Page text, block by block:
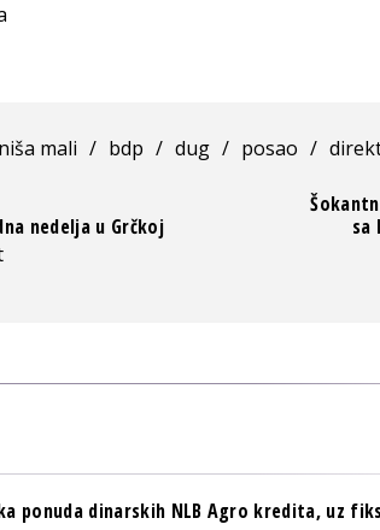
mali / bdp / dug / posao /
nedelja u Grčkoj
sa
ponuda dinarskih NLB Agro kredita, uz